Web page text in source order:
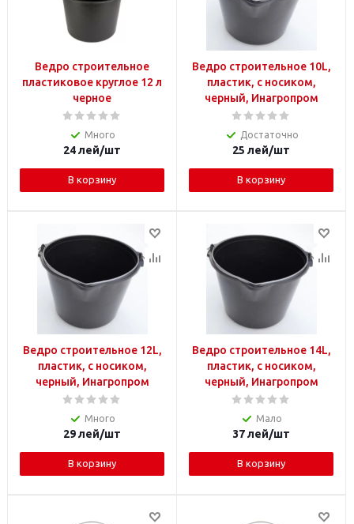
Ведро строительное
пластиковое круглое 12 л
черное
Много
24лей/шт
В корзину
Ведро строительное 10L,
пластик, с носиком,
черный, Инагропром
Достаточно
25 лей/шт
В корзину
Ведро строительное 12L,
пластик, с носиком,
черный, Инагропром
Много
29лей/шт
В корзину
Ведро строительное 14L,
пластик, с носиком,
черный, Инагропром
Мало
37лей/шт
В корзину